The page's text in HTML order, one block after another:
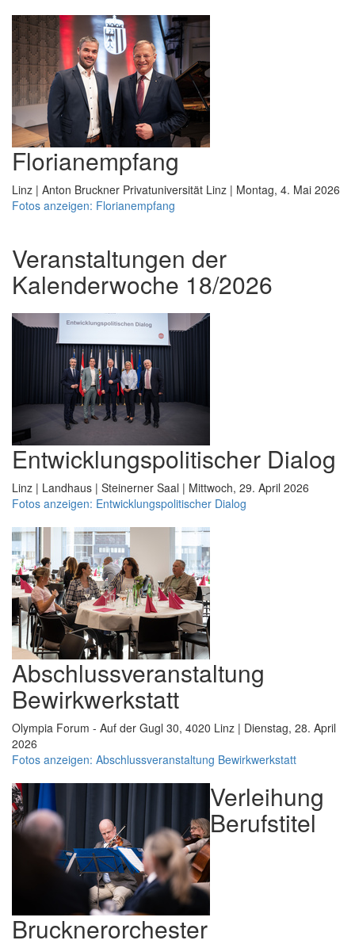
Florianempfang
Linz | Anton Bruckner Privatuniversität Linz | Montag, 4. Mai 2026
Fotos anzeigen: Florianempfang
Veranstaltungen der
Kalenderwoche 18/2026
Entwicklungspolitischer Dialog
Linz | Landhaus | Steinerner Saal | Mittwoch, 29. April 2026
Fotos anzeigen: Entwicklungspolitischer Dialog
Abschlussveranstaltung
Bewirkwerkstatt
Olympia Forum - Auf der Gugl 30, 4020 Linz | Dienstag, 28. April
2026
Fotos anzeigen: Abschlussveranstaltung Bewirkwerkstatt
Verleihung
Berufstitel
Brucknerorchester